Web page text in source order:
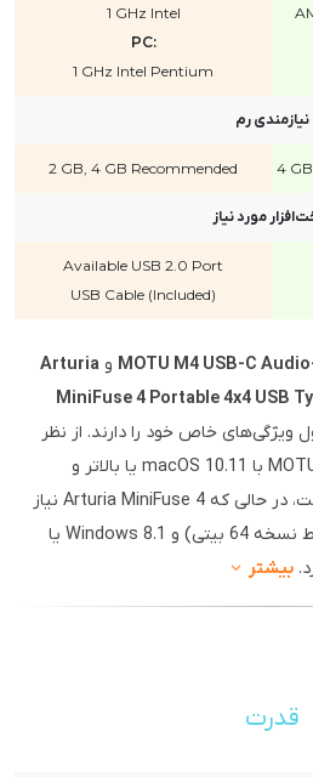
1 GHz Intel
PC:
1 GHz Intel Pentium
نیازمندی رم
4
2 GB, 4 GB Recommended
مورد نیاز
Available USB 2.0 Port
USB Cable (Included)
MOTU M4 USB-C و Arturia
MiniFuse 4 Portable 4x4 USB
خاص خود را دارند. از نظر
، MOTU M4 با macOS 10.11 یا بالاتر و
Windows 7 یا بالاتر سازگار است، در حالی که Arturia MiniFuse 4 نیاز
به macOS 10.13 یا بالاتر (فقط نسخه 64 بیتی) و Windows 8.1 یا
بیشتر
قدرت